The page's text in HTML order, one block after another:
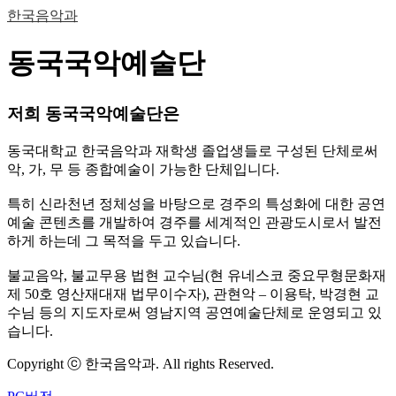
한국음악과
동국국악예술단
저희 동국국악예술단은
동국대학교 한국음악과 재학생 졸업생들로 구성된 단체로써
악, 가, 무 등 종합예술이 가능한 단체입니다.
특히 신라천년 정체성을 바탕으로 경주의 특성화에 대한 공연
예술 콘텐츠를 개발하여 경주를 세계적인 관광도시로서 발전
하게 하는데 그 목적을 두고 있습니다.
불교음악, 불교무용 법현 교수님(현 유네스코 중요무형문화재
제 50호 영산재대재 법무이수자), 관현악 – 이용탁, 박경현 교
수님 등의 지도자로써 영남지역 공연예술단체로 운영되고 있
습니다.
Copyright ⓒ 한국음악과. All rights Reserved.